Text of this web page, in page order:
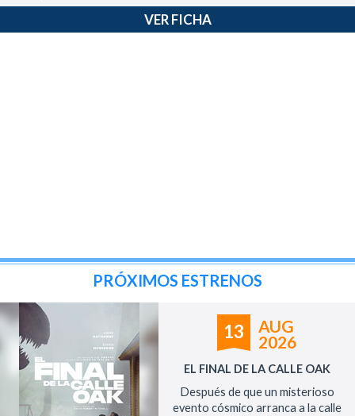
VER FICHA
PRÓXIMOS ESTRENOS
13
AUG
2026
EL FINAL DE LA CALLE OAK
Después de que un misterioso
evento cósmico arranca a la calle